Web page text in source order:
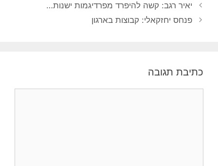
יאיר רגב: קשה להיפרד מפרדיגמות ישנות…
פנחס יחזקאלי: קבוצות בארגון
כתיבת תגובה